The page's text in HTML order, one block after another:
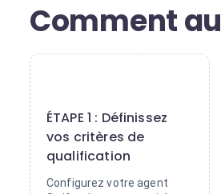
Comment
ÉTAPE 1 : Définissez
vos critères de
qualification
Configurez votre agent